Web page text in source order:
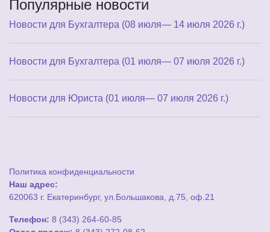
Популярные новости
Новости для Бухгалтера (08 июля— 14 июля 2026 г.)
Новости для Бухгалтера (01 июля— 07 июля 2026 г.)
Новости для Юриста (01 июля— 07 июля 2026 г.)
Политика конфиденциальности
Наш адрес:
620063 г. Екатеринбург, ул.Большакова, д.75, оф.21
Телефон: 8 (343) 264-60-85